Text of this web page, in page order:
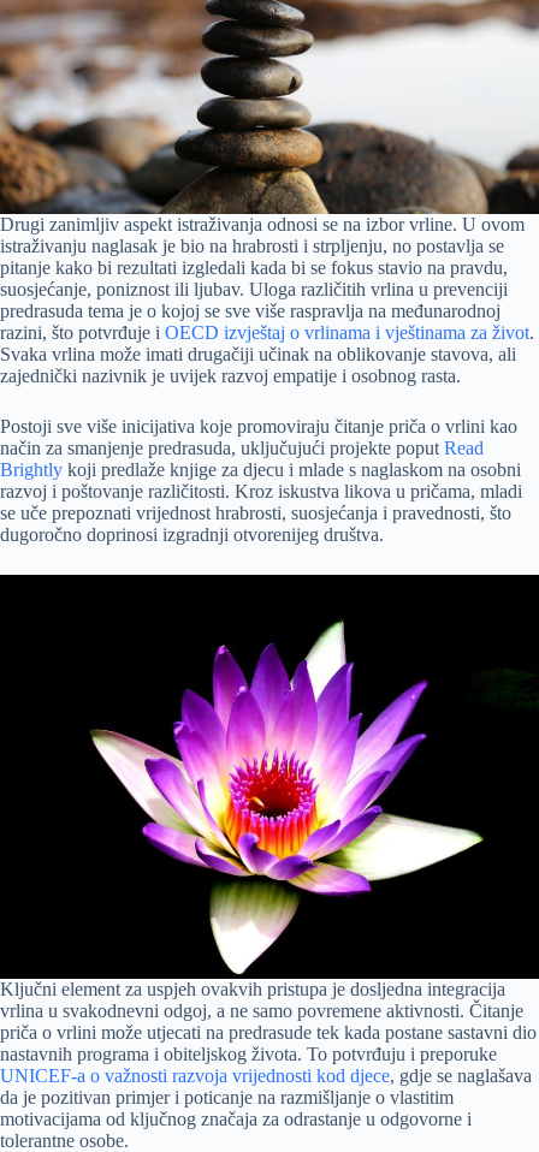
Drugi zanimljiv aspekt istraživanja odnosi se na izbor vrline. U ovom
istraživanju naglasak je bio na hrabrosti i strpljenju, no postavlja se
pitanje kako bi rezultati izgledali kada bi se fokus stavio na pravdu,
suosjećanje, poniznost ili ljubav. Uloga različitih vrlina u prevenciji
predrasuda tema je o kojoj se sve više raspravlja na međunarodnoj
razini, što potvrđuje i OECD izvještaj o vrlinama i vještinama za život.
Svaka vrlina može imati drugačiji učinak na oblikovanje stavova, ali
zajednički nazivnik je uvijek razvoj empatije i osobnog rasta.
Postoji sve više inicijativa koje promoviraju čitanje priča o vrlini kao
način za smanjenje predrasuda, uključujući projekte poput Read
Brightly koji predlaže knjige za djecu i mlade s naglaskom na osobni
razvoj i poštovanje različitosti. Kroz iskustva likova u pričama, mladi
se uče prepoznati vrijednost hrabrosti, suosjećanja i pravednosti, što
dugoročno doprinosi izgradnji otvorenijeg društva.
Ključni element za uspjeh ovakvih pristupa je dosljedna integracija
vrlina u svakodnevni odgoj, a ne samo povremene aktivnosti. Čitanje
priča o vrlini može utjecati na predrasude tek kada postane sastavni dio
nastavnih programa i obiteljskog života. To potvrđuju i preporuke
UNICEF-a o važnosti razvoja vrijednosti kod djece, gdje se naglašava
da je pozitivan primjer i poticanje na razmišljanje o vlastitim
motivacijama od ključnog značaja za odrastanje u odgovorne i
tolerantne osobe.